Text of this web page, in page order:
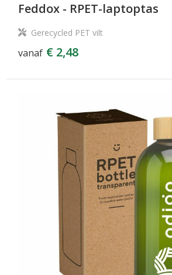
Feddox - RPET-laptoptas
Gerecycled PET vilt
vanaf € 2,48